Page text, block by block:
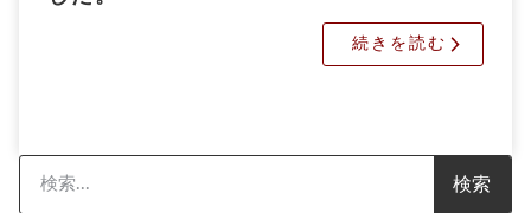
続きを読む
検索